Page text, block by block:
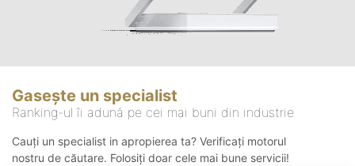
Gasește un specialist
Ranking-ul îi adună pe cei mai buni din industrie
Cauți un specialist in apropierea ta? Verificați motorul
nostru de căutare. Folosiți doar cele mai bune servicii!